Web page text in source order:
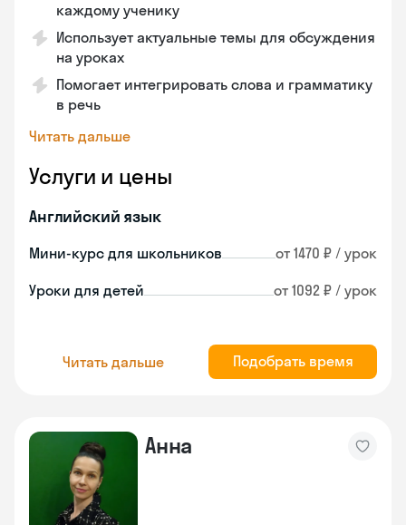
каждому ученику
Использует актуальные темы для обсуждения
на уроках
Помогает интегрировать слова и грамматику
в речь
Читать дальше
Услуги и цены
Английский язык
Мини-курс для школьников от 1470 ₽ / урок
Уроки для детей от 1092 ₽ / урок
Читать дальше Подобрать время
Анна